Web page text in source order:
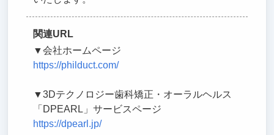
関連URL
▼会社ホームページ
https://philduct.com/
▼3Dテクノロジー歯科矯正・オーラルヘルス
「DPEARL」サービスページ
https://dpearl.jp/